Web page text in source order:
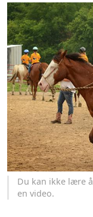
Du kan ikke lære
en video.